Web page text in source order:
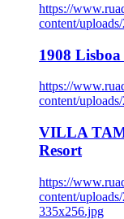
https://
content/
1908
https://
content/
VILLA
Resort
https://
content/
335x256.jpg